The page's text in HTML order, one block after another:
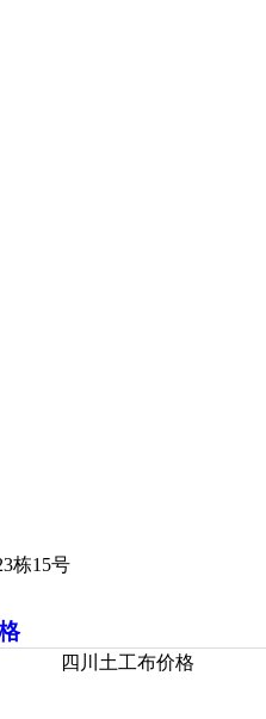
栋15号
四川土工布价格